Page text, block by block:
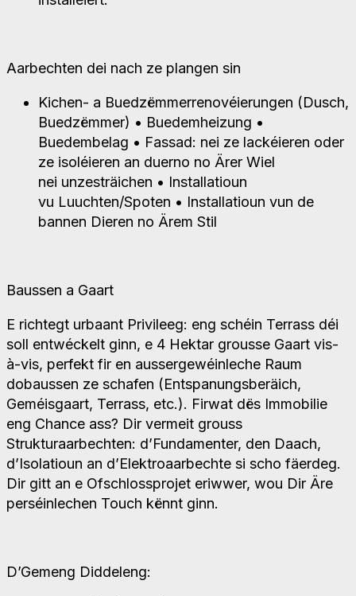
Aarbechten dei nach ze plangen sin
Kichen- a Buedzëmmerrenovéierungen (Dusch,
Buedzëmmer) • Buedemheizung •
Buedembelag • Fassad: nei ze lackéieren oder
ze isoléieren an duerno no Ärer Wiel
nei unzesträichen • Installatioun
vu Luuchten/Spoten • Installatioun vun de
bannen Dieren no Ärem Stil
Baussen a Gaart
E richtegt urbaant Privileeg: eng schéin Terrass déi
soll entwéckelt ginn, e 4 Hektar grousse Gaart vis-
à-vis, perfekt fir en aussergewéinleche Raum
dobaussen ze schafen (Entspanungsberäich,
Geméisgaart, Terrass, etc.). Firwat dës Immobilie
eng Chance ass? Dir vermeit grouss
Strukturaarbechten: d’Fundamenter, den Daach,
d’Isolatioun an d’Elektroaarbechte si scho fäerdeg.
Dir gitt an e Ofschlossprojet eriwwer, wou Dir Äre
perséinlechen Touch kënnt ginn.
D’Gemeng Diddeleng: